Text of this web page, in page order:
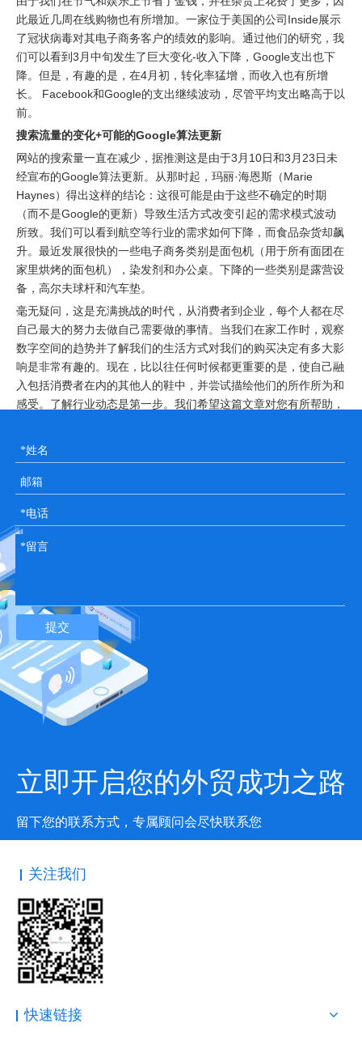
此最近几周在线购物也有所增加。一家位于美国的公司Inside展示
了冠状病毒对其电子商务客户的绩效的影响。通过他们的研究，我
们可以看到3月中旬发生了巨大变化-收入下降，Google支出也下
降。但是，有趣的是，在4月初，转化率猛增，而收入也有所增
长。 Facebook和Google的支出继续波动，尽管平均支出略高于以
前。
搜索流量的变化+可能的Google算法更新
网站的搜索量一直在减少，据推测这是由于3月10日和3月23日未
经宣布的Google算法更新。从那时起，玛丽·海恩斯（Marie
Haynes）得出这样的结论：这很可能是由于这些不确定的时期
（而不是Google的更新）导致生活方式改变引起的需求模式波动
所致。我们可以看到航空等行业的需求如何下降，而食品杂货却飙
升。最近发展很快的一些电子商务类别是面包机（用于所有面团在
家里烘烤的面包机），染发剂和办公桌。下降的一些类别是露营设
备，高尔夫球杆和汽车垫。
毫无疑问，这是充满挑战的时代，从消费者到企业，每个人都在尽
自己最大的努力去做自己需要做的事情。当我们在家工作时，观察
数字空间的趋势并了解我们的生活方式对我们的购买决定有多大影
响是非常有趣的。现在，比以往任何时候都更重要的是，使自己融
入包括消费者在内的其他人的鞋中，并尝试描绘他们的所作所为和
感受。了解行业动态是第一步。我们希望这篇文章对您有所帮助，
2020海外营销推广趋势 海外营销独立站
海外社交媒体营销 海外社交推广
西安海外SNS营销服务机构
提交
立即开启您的外贸成功之路
留下您的联系方式，专属顾问会尽快联系您
关注我们
快速链接